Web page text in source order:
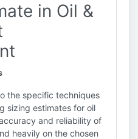
in Oil &
the specific techniques
sizing estimates for oil
and reliability of
heavily on the chosen